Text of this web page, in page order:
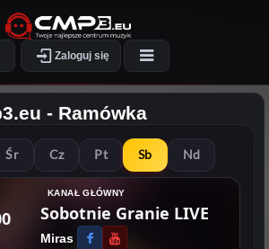
Zaloguj się
- Ramówka
Śr Cz Pt Sb Nd
KANAŁ GŁÓWNY
Sobotnie Granie LIVE
Miras